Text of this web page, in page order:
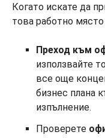
Когато искате да
това работно
Преход към
използвайте
все още
бизнес плана
изпълнение.
Проверете